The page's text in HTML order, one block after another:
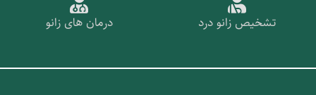
تشخیص زانو درد درمان های زانو